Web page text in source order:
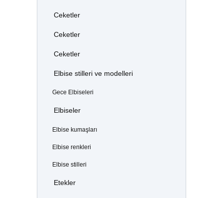
Ceketler
Ceketler
Ceketler
Elbise stilleri ve modelleri
Gece Elbiseleri
Elbiseler
Elbise kumaşları
Elbise renkleri
Elbise stilleri
Etekler